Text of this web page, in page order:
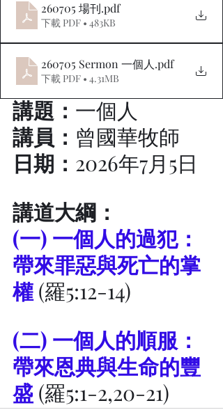
260705 場刊.pdf
下載 PDF • 483KB
260705 Sermon 一個人.pdf
下載 PDF • 4.31MB
講題： 一個人
講員： 曾國華牧師
日期： 2026年7月5日
講道大綱：
(一) 一個人的過犯：
帶來罪惡與死亡的掌
權 (羅5:12-14)
(二) 一個人的順服：
帶來恩典與生命的豐
盛 (羅5:1-2,20-21)